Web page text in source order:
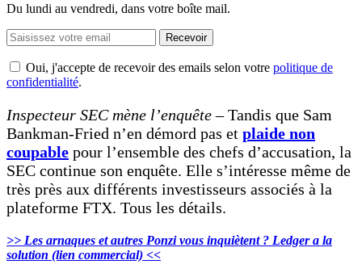
Du lundi au vendredi, dans votre boîte mail.
Recevoir
Oui, j'accepte de recevoir des emails selon votre politique de
confidentialité.
Inspecteur SEC mène l’enquête– Tandis que Sam
Bankman-Fried n’en démord pas et plaide non
coupable pour l’ensemble des chefs d’accusation, la
SEC continue son enquête. Elle s’intéresse même de
très près aux différents investisseurs associés à la
plateforme FTX. Tous les détails.
>> Les arnaques et autres Ponzi vous inquiètent ? Ledger a la
solution (lien commercial) <<